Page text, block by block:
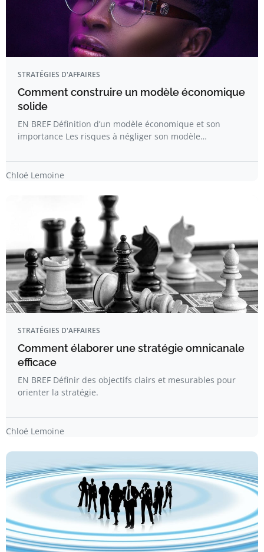
STRATÉGIES D'AFFAIRES
Comment construire un modèle économique
solide
EN BREF Définition d’un modèle économique et son
importance Les risques à négliger son modèle…
Chloé Lemoine
STRATÉGIES D'AFFAIRES
Comment élaborer une stratégie omnicanale
efficace
EN BREF Définir des objectifs clairs et mesurables pour
orienter la stratégie.
Chloé Lemoine